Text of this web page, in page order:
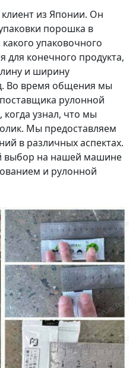
клиент из Японии. Он
порошка в
упаковочного
для конечного продукта,
и ширину
Во время общения мы
рулонной
узнал, что мы
Мы предоставляем
в различных аспектах.
выбор на нашей машине
и рулонной